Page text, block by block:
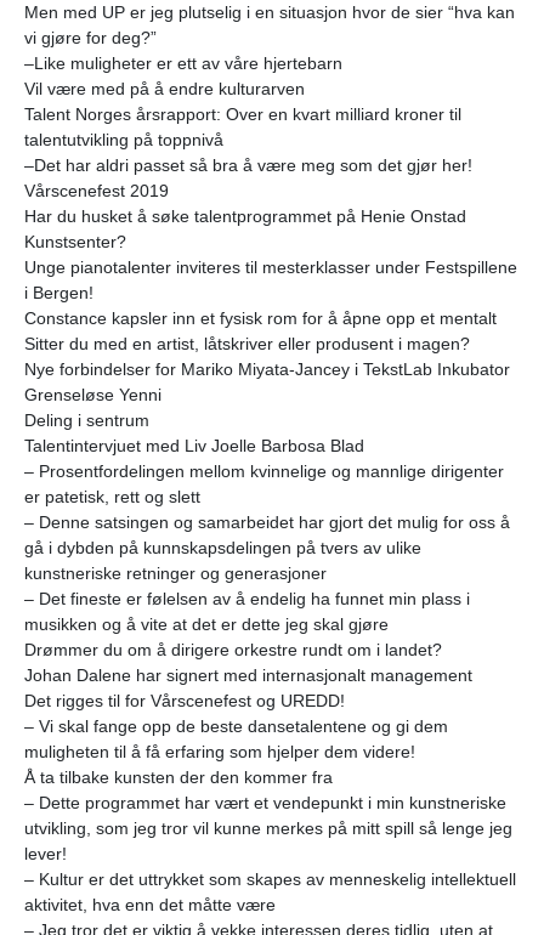
Men med UP er jeg plutselig i en situasjon hvor de sier “hva kan
vi gjøre for deg?”
–Like muligheter er ett av våre hjertebarn
Vil være med på å endre kulturarven
Talent Norges årsrapport: Over en kvart milliard kroner til
talentutvikling på toppnivå
–Det har aldri passet så bra å være meg som det gjør her!
Vårscenefest 2019
Har du husket å søke talentprogrammet på Henie Onstad
Kunstsenter?
Unge pianotalenter inviteres til mesterklasser under Festspillene
i Bergen!
Constance kapsler inn et fysisk rom for å åpne opp et mentalt
Sitter du med en artist, låtskriver eller produsent i magen?
Nye forbindelser for Mariko Miyata-Jancey i TekstLab Inkubator
Grenseløse Yenni
Deling i sentrum
Talentintervjuet med Liv Joelle Barbosa Blad
– Prosentfordelingen mellom kvinnelige og mannlige dirigenter
er patetisk, rett og slett
– Denne satsingen og samarbeidet har gjort det mulig for oss å
gå i dybden på kunnskapsdelingen på tvers av ulike
kunstneriske retninger og generasjoner
– Det fineste er følelsen av å endelig ha funnet min plass i
musikken og å vite at det er dette jeg skal gjøre
Drømmer du om å dirigere orkestre rundt om i landet?
Johan Dalene har signert med internasjonalt management
Det rigges til for Vårscenefest og UREDD!
– Vi skal fange opp de beste dansetalentene og gi dem
muligheten til å få erfaring som hjelper dem videre!
Å ta tilbake kunsten der den kommer fra
– Dette programmet har vært et vendepunkt i min kunstneriske
utvikling, som jeg tror vil kunne merkes på mitt spill så lenge jeg
lever!
– Kultur er det uttrykket som skapes av menneskelig intellektuell
aktivitet, hva enn det måtte være
– Jeg tror det er viktig å vekke interessen deres tidlig, uten at